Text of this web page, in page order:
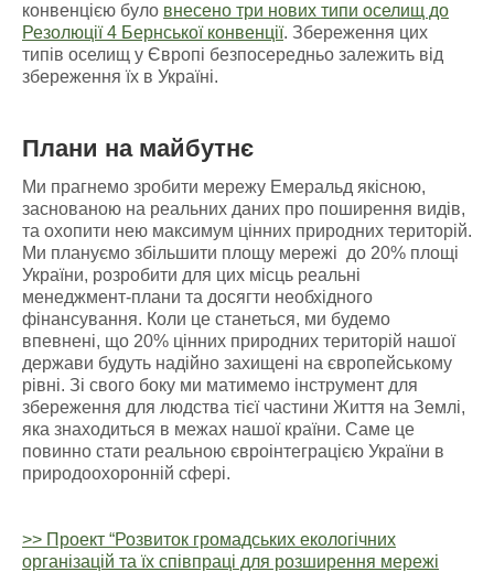
конвенцією було внесено три нових типи оселищ до
Резолюції 4 Бернської конвенції. Збереження цих
типів оселищ у Європі безпосередньо залежить від
збереження їх в Україні.
Плани на майбутнє
Ми прагнемо зробити мережу Емеральд якісною,
заснованою на реальних даних про поширення видів,
та охопити нею максимум цінних природних територій.
Ми плануємо збільшити площу мережі до 20% площі
України, розробити для цих місць реальні
менеджмент-плани та досягти необхідного
фінансування. Коли це станеться, ми будемо
впевнені, що 20% цінних природних територій нашої
держави будуть надійно захищені на європейському
рівні. Зі свого боку ми матимемо інструмент для
збереження для людства тієї частини Життя на Землі,
яка знаходиться в межах нашої країни. Саме це
повинно стати реальною євроінтеграцією України в
природоохоронній сфері.
>> Проект “Розвиток громадських екологічних
організацій та їх співпраці для розширення мережі